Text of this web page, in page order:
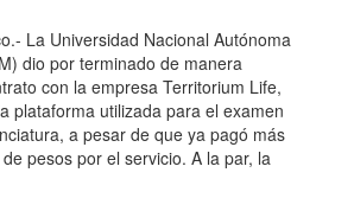
La Universidad Nacional Autónoma
dio por terminado de manera
con la empresa Territorium Life,
plataforma utilizada para el examen
a pesar de que ya pagó más
pesos por el servicio. A la par, la